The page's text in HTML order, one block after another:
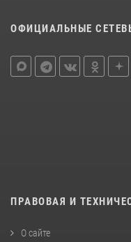
ОФИЦИАЛЬНЫЕ
ПРАВОВАЯ И
О сайте